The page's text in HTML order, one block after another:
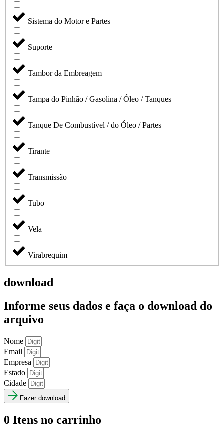
Sistema do Motor e Partes
Suporte
Tambor da Embreagem
Tampa do Pinhão / Gasolina / Óleo / Tanques
Tanque De Combustível / do Óleo / Partes
Tirante
Transmissão
Tubo
Vela
Virabrequim
download
Informe seus dados e faça o download do
arquivo
Nome
Email
Empresa
Estado
Cidade
Fazer download
0 Itens no carrinho